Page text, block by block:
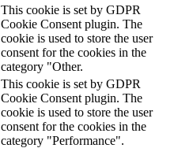
This cookie is set by GDPR
Cookie Consent plugin. The
cookie is used to store the user
consent for the cookies in the
category "Other.
This cookie is set by GDPR
Cookie Consent plugin. The
cookie is used to store the user
consent for the cookies in the
category "Performance".